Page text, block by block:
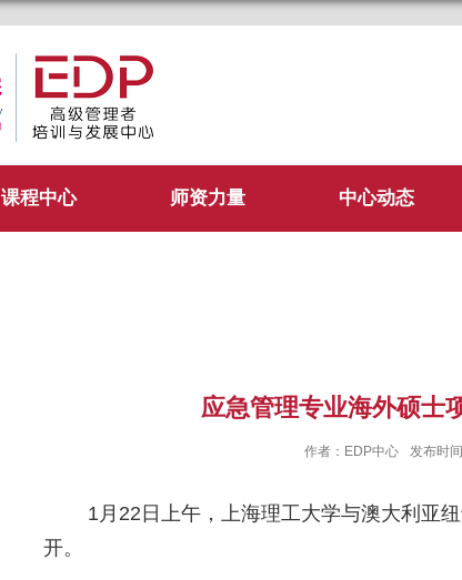
课程中心 师资力量 中心动态
应急管理专业海外硕士
作者：EDP中心 发布时
1月22日上午，上海理工大学与澳大利亚纽
开。